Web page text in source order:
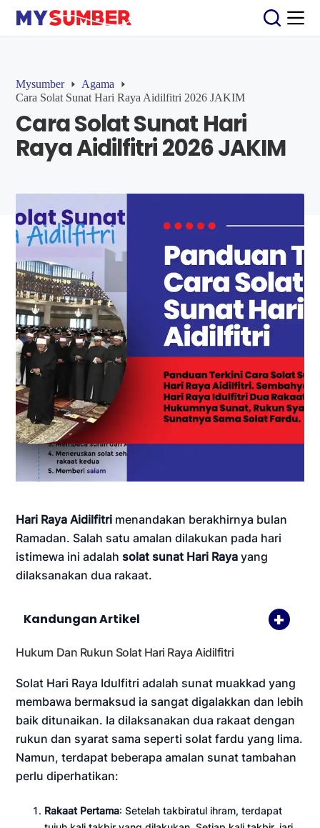
S
k
o
c
o
n
t
e
n
Mysumber
Agama
Cara Solat Sunat Hari Raya Aidilfitri 2026 JAKIM
Cara Solat Sunat Hari
Raya Aidilfitri 2026 JAKIM
Hari Raya Aidilfitri menandakan berakhirnya bulan
Ramadan. Salah satu amalan dilakukan pada hari
istimewa ini adalahsolat sunat Hari Raya yang
dilaksanakan dua rakaat.
Kandungan Artikel
Hukum Dan Rukun Solat Hari Raya Aidilfitri
Solat Hari Raya Idulfitri adalah sunat muakkad yang
membawa bermaksud ia sangat digalakkan dan lebih
baik ditunaikan. Ia dilaksanakan dua rakaat dengan
rukun dan syarat sama seperti solat fardu yang lima.
Namun, terdapat beberapa amalan sunat tambahan
perlu diperhatikan:
Rakaat Pertama: Setelah takbiratul ihram, terdapat